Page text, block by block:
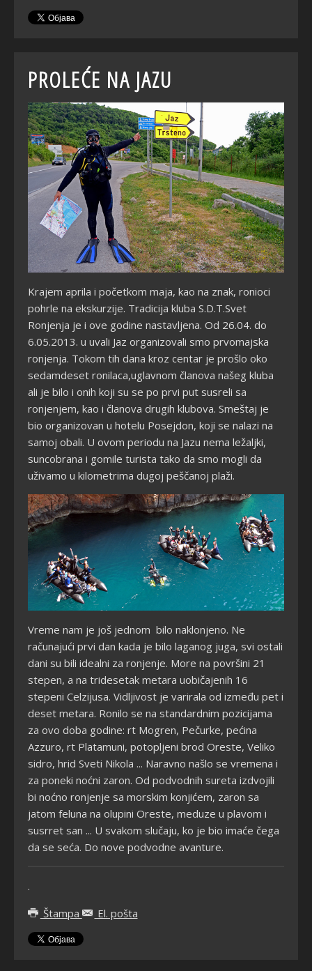
PROLEĆE NA JAZU
Krajem aprila i početkom maja, kao na znak, ronioci
pohrle na ekskurzije. Tradicija kluba S.D.T.Svet
Ronjenja je i ove godine nastavljena. Od 26.04. do
6.05.2013. u uvali Jaz organizovali smo prvomajska
ronjenja. Tokom tih dana kroz centar je prošlo oko
sedamdeset ronilaca,uglavnom članova našeg kluba
ali je bilo i onih koji su se po prvi put susreli sa
ronjenjem, kao i članova drugih klubova. Smeštaj je
bio organizovan u hotelu Posejdon, koji se nalazi na
samoj obali. U ovom periodu na Jazu nema ležaljki,
suncobrana i gomile turista tako da smo mogli da
uživamo u kilometrima dugoj peščanoj plaži.
Vreme nam je još jednom bilo naklonjeno. Ne
računajući prvi dan kada je bilo laganog juga, svi ostali
dani su bili idealni za ronjenje. More na površini 21
stepen, a na tridesetak metara uobičajenih 16
stepeni Celzijusa. Vidljivost je varirala od između pet i
deset metara. Ronilo se na standardnim pozicijama
za ovo doba godine: rt Mogren, Pečurke, pećina
Azzuro, rt Platamuni, potopljeni brod Oreste, Veliko
sidro, hrid Sveti Nikola ... Naravno našlo se vremena i
za poneki noćni zaron. Od podvodnih sureta izdvojili
bi noćno ronjenje sa morskim konjićem, zaron sa
jatom feluna na olupini Oreste, meduze u plavom i
susrret san ... U svakom slučaju, ko je bio imaće čega
da se seća. Do nove podvodne avanture.
.
Štampa
El. pošta